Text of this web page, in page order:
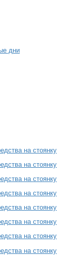
дни
на стоянку
на стоянку
на стоянку
на стоянку
на стоянку
на стоянку
на стоянку
на стоянку